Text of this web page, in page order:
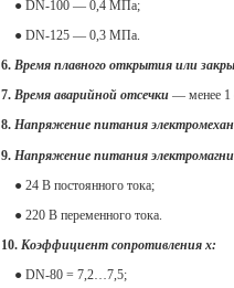
● DN-100 — 0,4 МПа;
● DN-125 — 0,3 МПа.
6. Время плавного открытия или
7. Время аварийной отсечки — менее 1
8. Напряжение питания
9. Напряжение питания
● 24 В постоянного тока;
● 220 В переменного тока.
10. Коэффициент сопротивления x:
● DN-80 = 7,2…7,5;